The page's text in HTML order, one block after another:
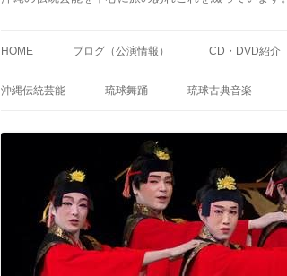
HOME ブログ（公演情報） CD・DVD紹介
沖縄伝統芸能 琉球舞踊 琉球古典音楽